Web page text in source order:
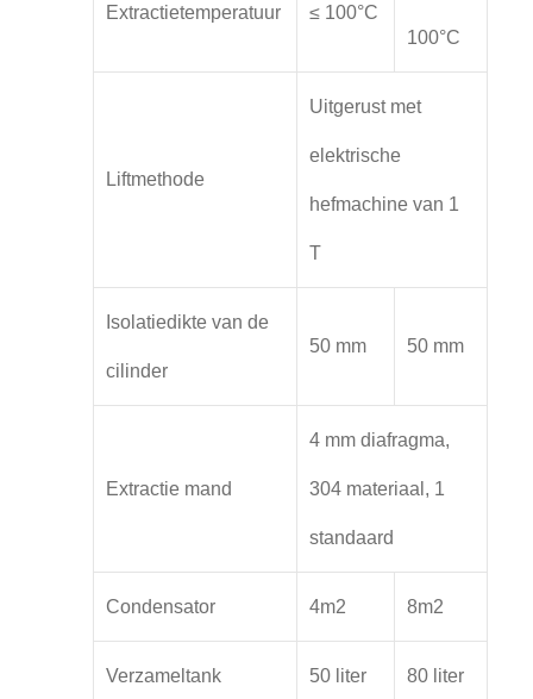
Extractietemperatuur ≤ 100°C
100°C
Liftmethode
Uitgerust met
elektrische
hefmachine van 1
T
Isolatiedikte van de
cilinder
50 mm 50 mm
Extractie mand
4 mm diafragma,
304 materiaal, 1
standaard
Condensator 4m2 8m2
Verzameltank 50 liter 80 liter